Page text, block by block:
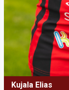
Kujala Elias